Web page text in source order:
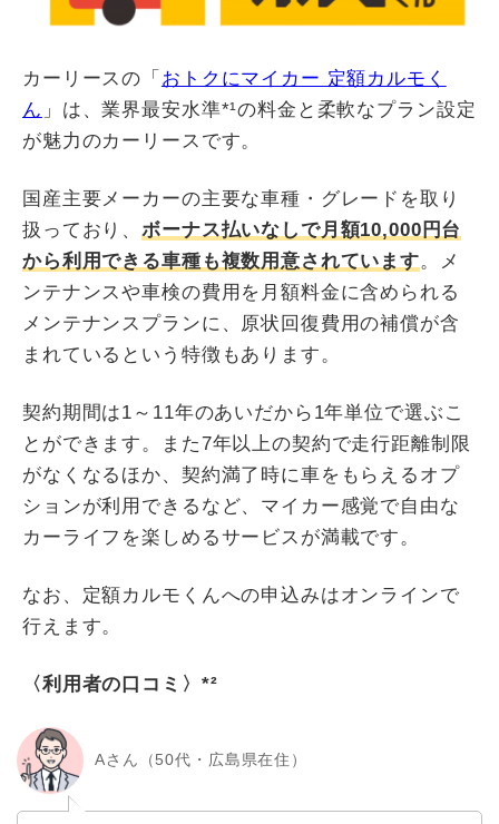
カーリースの「 おトクにマイカー 定額カルモく
ん 」は、業界最安水準*¹の料金と柔軟なプラン設定
が魅力のカーリースです。
国産主要メーカーの主要な車種・グレードを取り
扱っており、ボーナス払いなしで月額10,000円台
から利用できる車種も複数用意されています。メ
ンテナンスや車検の費用を月額料金に含められる
メンテナンスプランに、原状回復費用の補償が含
まれているという特徴もあります。
契約期間は1～11年のあいだから1年単位で選ぶこ
とができます。また7年以上の契約で走行距離制限
がなくなるほか、契約満了時に車をもらえるオプ
ションが利用できるなど、マイカー感覚で自由な
カーライフを楽しめるサービスが満載です。
なお、定額カルモくんへの申込みはオンラインで
行えます。
〈利用者の口コミ〉*²
Aさん（50代・広島県在住）